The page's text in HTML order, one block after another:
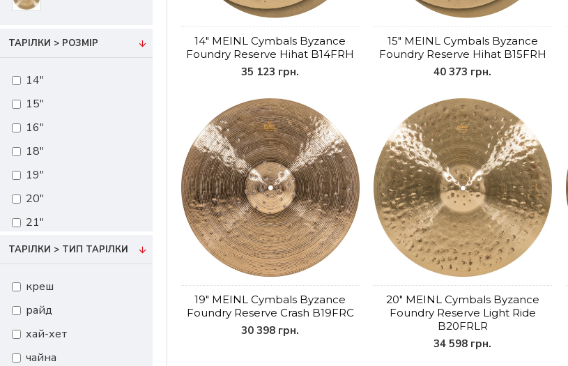
ТАРІЛКИ > РОЗМІР
14"
15"
16"
18"
19"
20"
21"
22"
ТАРІЛКИ > ТИП ТАРІЛКИ
креш
райд
хай-хет
чайна
14" MEINL Cymbals Byzance
Foundry Reserve Hihat B14FRH
35 123 грн.
15" MEINL Cymbals Byzance
Foundry Reserve Hihat B15FRH
40 373 грн.
19" MEINL Cymbals Byzance
Foundry Reserve Crash B19FRC
30 398 грн.
20" MEINL Cymbals Byzance
Foundry Reserve Light Ride
B20FRLR
34 598 грн.